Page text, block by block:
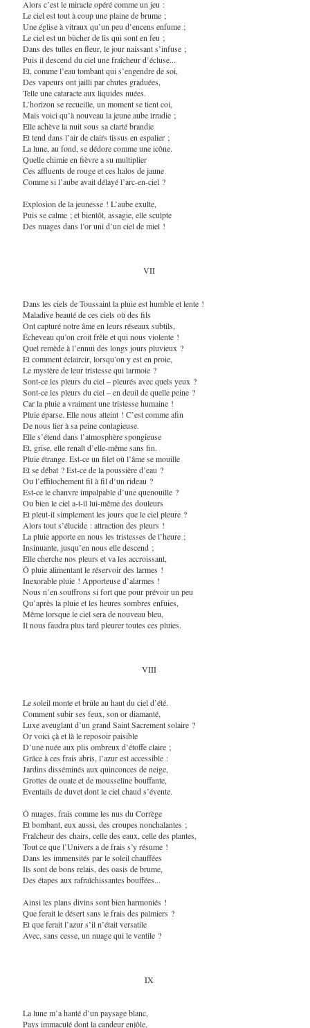
Alors c’est le miracle opéré comme un jeu :
Le ciel est tout à coup une plaine de brume ;
Une église à vitraux qu’un peu d’encens enfume ;
Le ciel est un bûcher de lis qui sont en feu ;
Dans des tulles en fleur, le jour naissant s’infuse ;
Puis il descend du ciel une fraîcheur d’écluse...
Et, comme l’eau tombant qui s’engendre de soi,
Des vapeurs ont jailli par chutes graduées,
Telle une cataracte aux liquides nuées.
L’horizon se recueille, un moment se tient coi,
Mais voici qu’à nouveau la jeune aube irradie ;
Elle achève la nuit sous sa clarté brandie
Et tend dans l’air de clairs tissus en espalier ;
La lune, au fond, se dédore comme une icône.
Quelle chimie en fièvre a su multiplier
Ces affluents de rouge et ces halos de jaune
Comme si l’aube avait délayé l’arc-en-ciel ?
Explosion de la jeunesse ! L’aube exulte,
Puis se calme ; et bientôt, assagie, elle sculpte
Des nuages dans l’or uni d’un ciel de miel !
VII
Dans les ciels de Toussaint la pluie est humble et lente !
Maladive beauté de ces ciels où des fils
Ont capturé notre âme en leurs réseaux subtils,
Écheveau qu’on croit frêle et qui nous violente !
Quel remède à l’ennui des longs jours pluvieux ?
Et comment éclaircir, lorsqu’on y est en proie,
Le mystère de leur tristesse qui larmoie ?
Sont-ce les pleurs du ciel – pleurés avec quels yeux ?
Sont-ce les pleurs du ciel – en deuil de quelle peine ?
Car la pluie a vraiment une tristesse humaine !
Pluie éparse. Elle nous atteint ! C’est comme afin
De nous lier à sa peine contagieuse.
Elle s’étend dans l’atmosphère spongieuse
Et, grise, elle renaît d’elle-même sans fin.
Pluie étrange. Est-ce un filet où l’âme se mouille
Et se débat ? Est-ce de la poussière d’eau ?
Ou l’effilochement fil à fil d’un rideau ?
Est-ce le chanvre impalpable d’une quenouille ?
Ou bien le ciel a-t-il lui-même des douleurs
Et pleut-il simplement les jours que le ciel pleure ?
Alors tout s’élucide : attraction des pleurs !
La pluie apporte en nous les tristesses de l’heure ;
Insinuante, jusqu’en nous elle descend ;
Elle cherche nos pleurs et va les accroissant,
Ô pluie alimentant le réservoir des larmes !
Inexorable pluie ! Apporteuse d’alarmes !
Nous n’en souffrons si fort que pour prévoir un peu
Qu’après la pluie et les heures sombres enfuies,
Même lorsque le ciel sera de nouveau bleu,
Il nous faudra plus tard pleurer toutes ces pluies.
VIII
Le soleil monte et brûle au haut du ciel d’été.
Comment subir ses feux, son or diamanté,
Luxe aveuglant d’un grand Saint Sacrement solaire ?
Or voici çà et là le reposoir paisible
D’une nuée aux plis ombreux d’étoffe claire ;
Grâce à ces frais abris, l’azur est accessible :
Jardins disséminés aux quinconces de neige,
Grottes de ouate et de mousseline bouffante,
Éventails de duvet dont le ciel chaud s’évente.
Ô nuages, frais comme les nus du Corrège
Et bombant, eux aussi, des croupes nonchalantes ;
Fraîcheur des chairs, celle des eaux, celle des plantes,
Tout ce que l’Univers a de frais s’y résume !
Dans les immensités par le soleil chauffées
Ils sont de bons relais, des oasis de brume,
Des étapes aux rafraîchissantes bouffées...
Ainsi les plans divins sont bien harmoniés !
Que ferait le désert sans le frais des palmiers ?
Et que ferait l’azur s’il n’était versatile
Avec, sans cesse, un nuage qui le ventile ?
IX
La lune m’a hanté d’un paysage blanc,
Pays immaculé dont la candeur enjôle,